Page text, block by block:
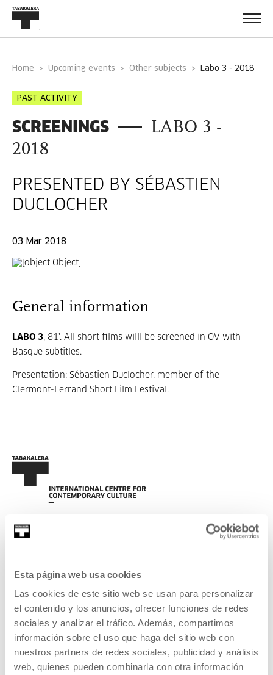
Esta página web usa cookies
Las cookies de este sitio web se usan para personalizar
el contenido y los anuncios, ofrecer funciones de redes
sociales y analizar el tráfico. Además, compartimos
información sobre el uso que haga del sitio web con
nuestros partners de redes sociales, publicidad y análisis
web, quienes pueden combinarla con otra información
Home Upcoming events Other subjects labo 3 - 2018
PAST ACTIVITY
SCREENINGS
LABO 3 -
2018
PRESENTED BY SÉBASTIEN
DUCLOCHER
03 Mar 2018
General information
LABO 3, 81'. All short films willl be screened in OV with
Basque subtitles.
Presentation: Sébastien Duclocher, member of the
Clermont-Ferrand Short Film Festival.
SIGN UP FOR THE NEWSLETTER
CONTACT AND OPENING TIMES
GETTING HERE
ACCOMMODATION